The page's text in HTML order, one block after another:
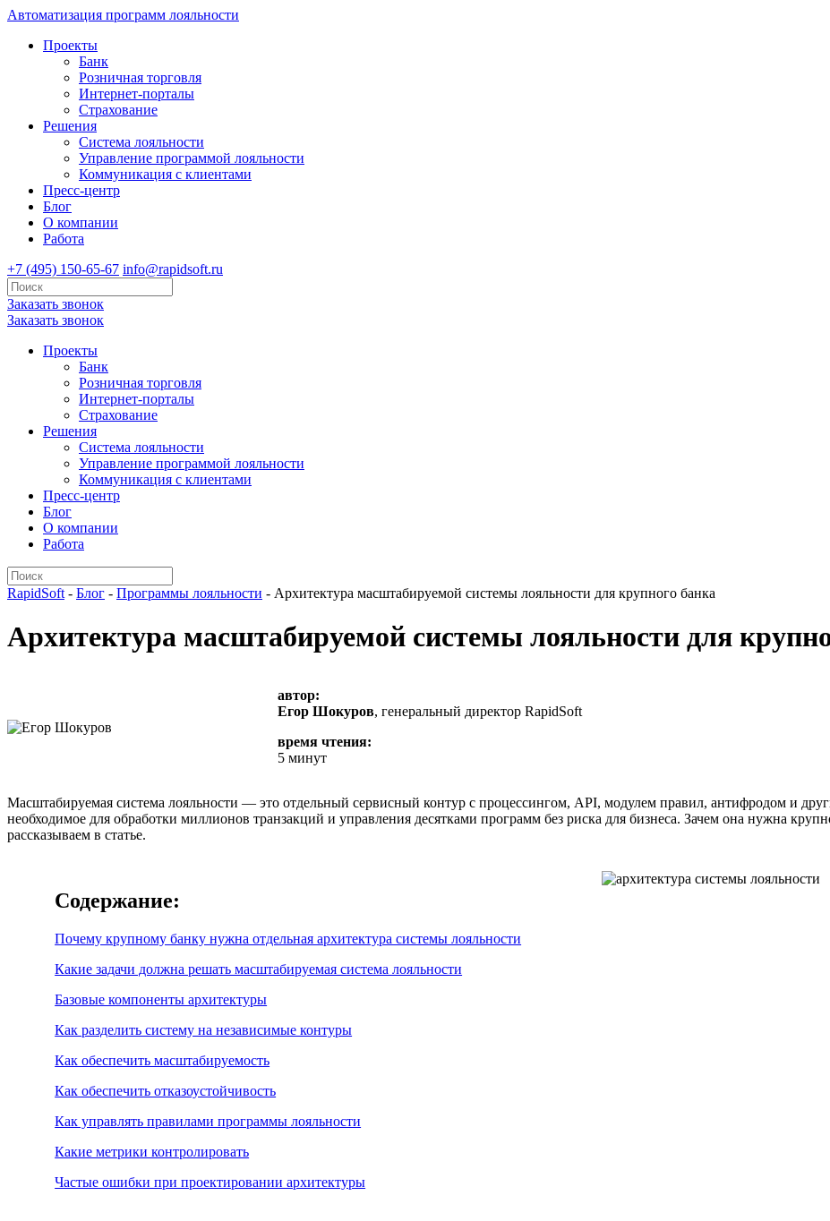
Автоматизация программ лояльности
Проекты
Банк
Розничная торговля
Интернет-порталы
Страхование
Решения
Система лояльности
Управление программой лояльности
Коммуникация с клиентами
Пресс-центр
Блог
О компании
Работа
+7 (495) 150-65-67 info@rapidsoft.ru
Заказать звонок
Заказать звонок
Проекты
Банк
Розничная торговля
Интернет-порталы
Страхование
Решения
Система лояльности
Управление программой лояльности
Коммуникация с клиентами
Пресс-центр
Блог
О компании
Работа
RapidSoft - Блог - Программы лояльности - Архитектура масштабируемой системы лояльности для крупного банка
Архитектура масштабируемой системы лояльности для
автор:
Егор Шокуров, генеральный директор RapidSoft
время чтения:
5 минут
Масштабируемая система лояльности — это отдельный сервисный контур с процессингом, API, модулем правил, антифродом и
необходимое для обработки миллионов транзакций и управления десятками программ без риска для бизнеса. Зачем она нужна
рассказываем в статье.
Содержание:
Почему крупному банку нужна отдельная архитектура системы лояльности
Какие задачи должна решать масштабируемая система лояльности
Базовые компоненты архитектуры
Как разделить систему на независимые контуры
Как обеспечить масштабируемость
Как обеспечить отказоустойчивость
Как управлять правилами программы лояльности
Какие метрики контролировать
Частые ошибки при проектировании архитектуры